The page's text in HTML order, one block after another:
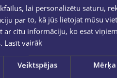
lai personalizētu saturu,
par to, kā jūs lietojat mūsu
ar citu informāciju, ko esat
Lasīt vairāk
Veiktspējas Mērķa